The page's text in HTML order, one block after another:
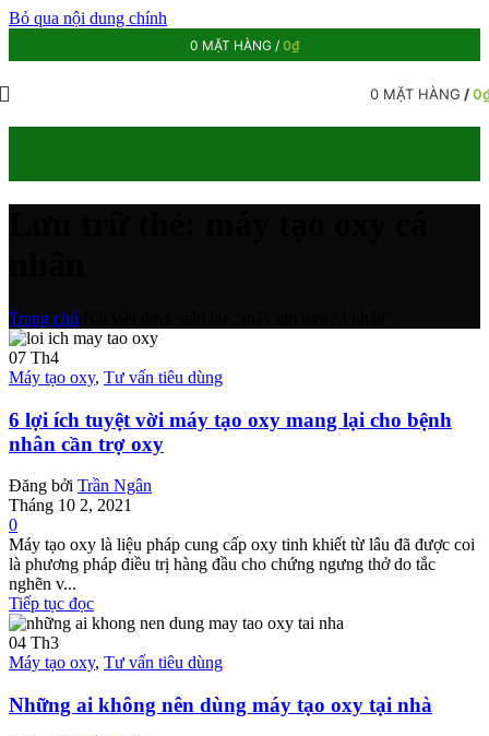
Bỏ qua nội dung chính
0 MẶT HÀNG / 0₫
0 MẶT HÀNG /0
Trang chủ
07 Th4
Máy tạo oxy, Tư vấn tiêu dùng
6 lợi ích tuyệt vời máy tạo oxy mang lại cho bệnh
nhân cần trợ oxy
Đăng bởi Trần Ngân
Tháng 10 2, 2021
0
Máy tạo oxy là liệu pháp cung cấp oxy tinh khiết từ lâu đã được coi
là phương pháp điều trị hàng đầu cho chứng ngưng thở do tắc
nghẽn v...
Tiếp tục đọc
04 Th3
Máy tạo oxy, Tư vấn tiêu dùng
Những ai không nên dùng máy tạo oxy tại nhà